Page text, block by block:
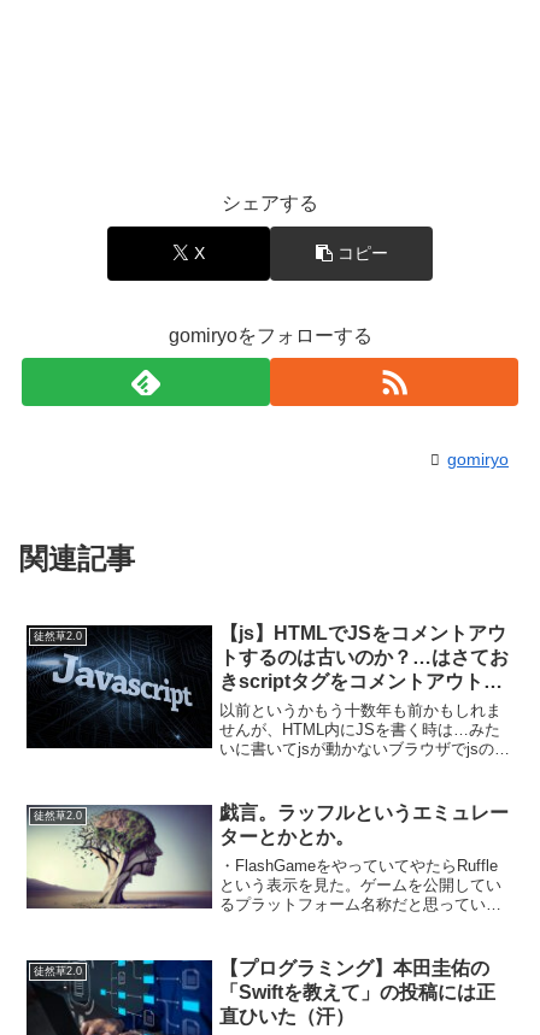
シェアする
X コピー
gomiryoをフォローする
gomiryo
関連記事
徒然草2.0
【js】HTMLでJSをコメントアウ
トするのは古いのか？…はさてお
きscriptタグをコメントアウトし
がち
以前というかもう十数年も前かもしれま
せんが、HTML内にJSを書く時は…みた
いに書いてjsが動かないブラウザでjsのコ
トをいれなくてもまず問題にならないか
と思います...
徒然草2.0
戯言。ラッフルというエミュレー
ターとかとか。
・FlashGameをやっていてやたらRuffle
という表示を見た。ゲームを公開してい
るプラットフォーム名称だと思っていた
資源をそのまま利用できるなんて...
徒然草2.0
【プログラミング】本田圭佑の
「Swiftを教えて」の投稿には正
直ひいた（汗）